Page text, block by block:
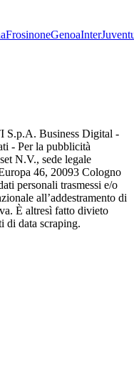
FrosinoneGenoaInter
S.p.A. Business Digital -
- Per la pubblicità
N.V., sede legale
46, 20093 Cologno
personali trasmessi e/o
all’addestramento di
È altresì fatto divieto
di data scraping.